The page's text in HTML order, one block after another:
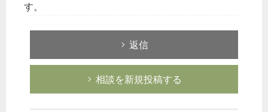
す。
返信
相談を新規投稿する